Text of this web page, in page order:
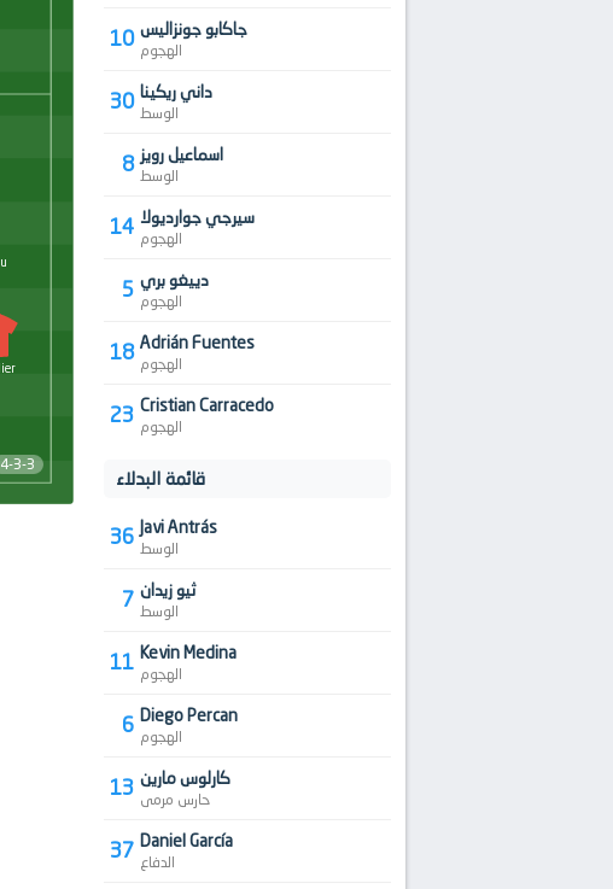
4-3-3
10 جاكابو جونزاليس
الهجوم
30 داني ريكينا
الوسط
8 اسماعيل رويز
الوسط
14 سيرجي جوارديولا
الهجوم
5 دييغو بري
الهجوم
18 Adrián Fuentes
الهجوم
23 Cristian Carracedo
الهجوم
قائمة البدلاء
36 Javi Antrás
الوسط
7 ثيو زيدان
الوسط
11 Kevin Medina
الهجوم
6 Diego Percan
الهجوم
13 كارلوس مارين
حارس مرمى
37 Daniel García
الدفاع